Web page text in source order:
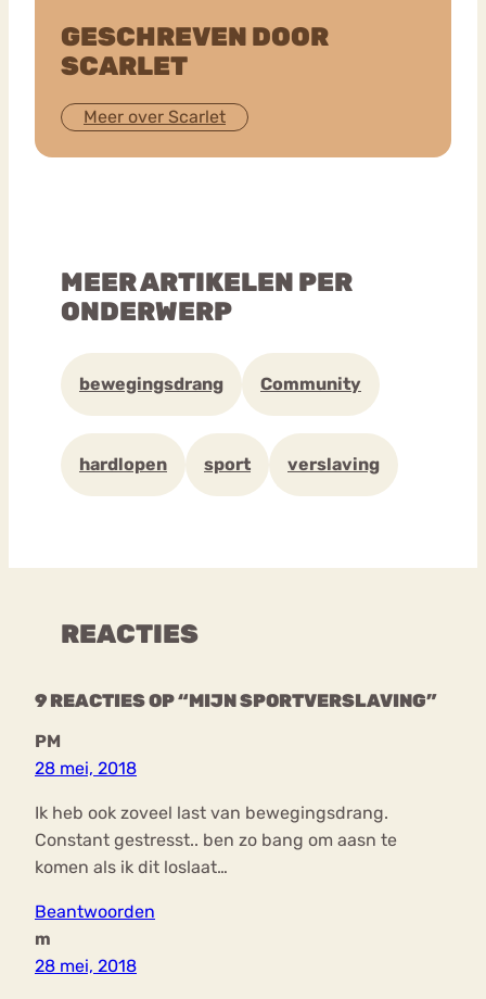
GESCHREVEN DOOR
SCARLET
Meer over Scarlet
MEER ARTIKELEN PER
ONDERWERP
bewegingsdrang Community
hardlopen sport verslaving
REACTIES
9 REACTIES OP “MIJN SPORTVERSLAVING”
PM
28 mei, 2018
Ik heb ook zoveel last van bewegingsdrang.
Constant gestresst.. ben zo bang om aasn te
komen als ik dit loslaat…
Beantwoorden
m
28 mei, 2018